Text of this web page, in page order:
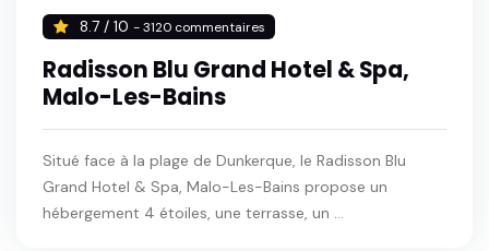
8.7 / 10 - 3120 commentaires
Radisson Blu Grand Hotel & Spa,
Malo-Les-Bains
Situé face à la plage de Dunkerque, le Radisson Blu
Grand Hotel & Spa, Malo-Les-Bains propose un
hébergement 4 étoiles, une terrasse, un ...